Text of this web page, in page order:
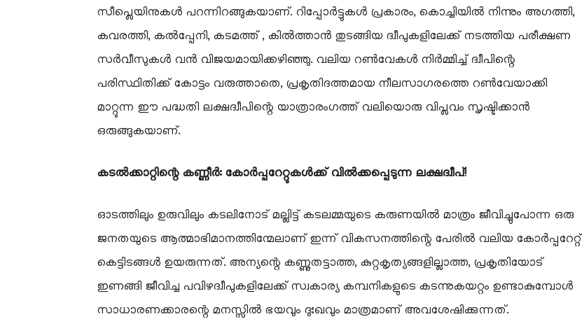
സീപ്ലെയിനുകൾ പറന്നിറങ്ങുകയാണ്. റിപ്പോർട്ടുകൾ പ്രകാരം, കൊച്ചിയിൽ നിന്നും അഗത്തി,
കവരത്തി, കൽപ്പേനി, കടമത്ത് , കിൽത്താൻ തുടങ്ങിയ ദ്വീപുകളിലേക്ക് നടത്തിയ പരീക്ഷണ
സർവീസുകൾ വൻ വിജയമായിക്കഴിഞ്ഞു. വലിയ റൺവേകൾ നിർമ്മിച്ച് ദ്വീപിന്റെ
പരിസ്ഥിതിക്ക് കോട്ടം വരുത്താതെ, പ്രകൃതിദത്തമായ നീലസാഗരത്തെ റൺവേയാക്കി
മാറ്റുന്ന ഈ പദ്ധതി ലക്ഷദ്വീപിന്റെ യാത്രാരംഗത്ത് വലിയൊരു വിപ്ലവം സൃഷ്ടിക്കാൻ
ഒരുങ്ങുകയാണ്.
കടൽക്കാറ്റിന്റെ കണ്ണീർ: കോർപ്പറേറ്റുകൾക്ക് വിൽക്കപ്പെടുന്ന ലക്ഷദ്വീപ്!
ഓടത്തിലും ഉരുവിലും കടലിനോട് മല്ലിട്ട് കടലമ്മയുടെ കരുണയിൽ മാത്രം ജീവിച്ചുപോന്ന ഒരു
ജനതയുടെ ആത്മാഭിമാനത്തിന്മേലാണ് ഇന്ന് വികസനത്തിന്റെ പേരിൽ വലിയ കോർപ്പറേറ്റ്
കെട്ടിടങ്ങൾ ഉയരുന്നത്. അന്യന്റെ കണ്ണുതട്ടാത്ത, കുറ്റകൃത്യങ്ങളില്ലാത്ത, പ്രകൃതിയോട്
ഇണങ്ങി ജീവിച്ച പവിഴദ്വീപുകളിലേക്ക് സ്വകാര്യ കമ്പനികളുടെ കടന്നുകയറ്റം ഉണ്ടാകുമ്പോൾ
സാധാരണക്കാരന്റെ മനസ്സിൽ ഭയവും ദുഃഖവും മാത്രമാണ് അവശേഷിക്കുന്നത്.